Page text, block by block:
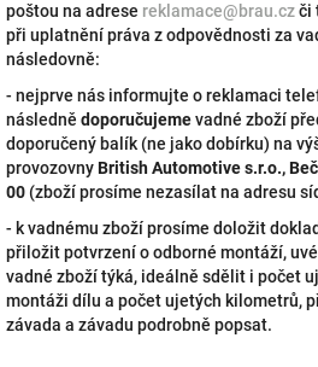
poštou na adrese reklamace@brau.czči
při uplatnění práva z odpovědnosti za
následovně:
- nejprve nás informujte o reklamaci
následně doporučujemevadné zboží
doporučený balík (ne jako dobírku) na
provozovnyBritish Automotive s.r.o.,
00 (zboží prosíme nezasílat na adresu
- k vadnému zboží prosíme doložit
přiložit potvrzení o odborné montáží,
vadné zboží týká, ideálně sdělit i počet
montáži dílu a počet ujetých kilometrů,
závada a závadu podrobně popsat.